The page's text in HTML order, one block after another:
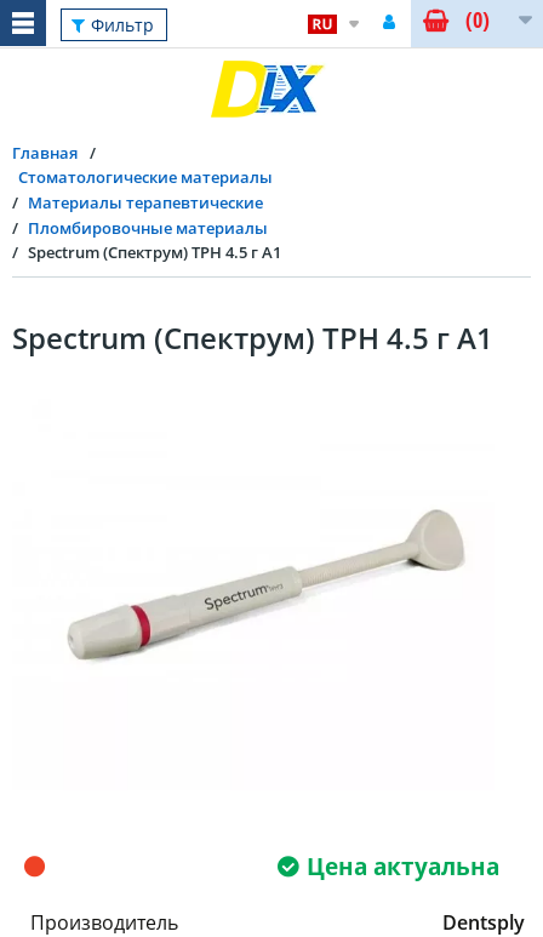
Фильтр (0)
Главная
Стоматологические материалы
Материалы терапевтические
Пломбировочные материалы
Spectrum (Спектрум) TPH 4.5 г A1
Spectrum (Спектрум) TPH 4.5 г A1
Цена актуальна
Производитель
Dentsply